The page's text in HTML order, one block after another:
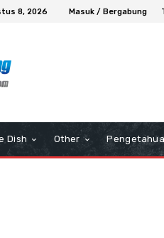
8, 2026 Masuk / Bergabung
Dish Other